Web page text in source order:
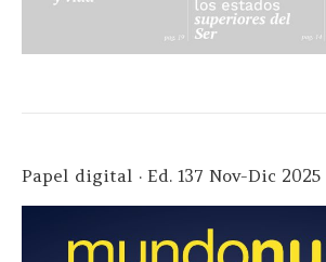
Papel digital · Ed. 137 Nov-Dic 2025